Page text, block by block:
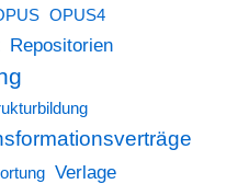
OPUS4
Repositorien
Verlage